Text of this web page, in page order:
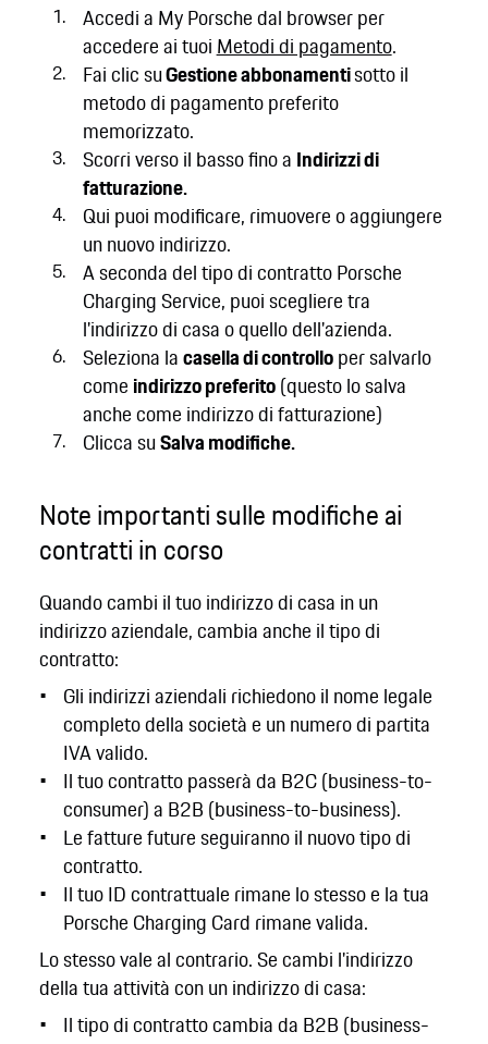
Accedi a My Porsche dal browser per
accedere ai tuoi Metodi di pagamento.
Fai clic suGestione abbonamentisotto il
metodo di pagamento preferito
memorizzato.
Scorri verso il basso fino a Indirizzi di
fatturazione.
Qui puoi modificare, rimuovere o aggiungere
un nuovo indirizzo.
A seconda del tipo di contratto Porsche
Charging Service, puoi scegliere tra
l'indirizzo di casa o quello dell'azienda.
Seleziona lacasella di controlloper salvarlo
come indirizzo preferito(questo lo salva
anche come indirizzo di fatturazione)
Clicca suSalva modifiche.
Note importanti sulle modifiche ai
contratti in corso
Quando cambi il tuo indirizzo di casa in un
indirizzo aziendale, cambia anche il tipo di
contratto:
Gli indirizzi aziendali richiedono il nome legale
completo della società e un numero di partita
IVA valido.
Il tuo contratto passerà da B2C (business-to-
consumer) a B2B (business-to-business).
Le fatture future seguiranno il nuovo tipo di
contratto.
Il tuo ID contrattuale rimane lo stesso e la tua
Porsche Charging Card rimane valida.
Lo stesso vale al contrario. Se cambi l'indirizzo
della tua attività con un indirizzo di casa:
Il tipo di contratto cambia da B2B (business-